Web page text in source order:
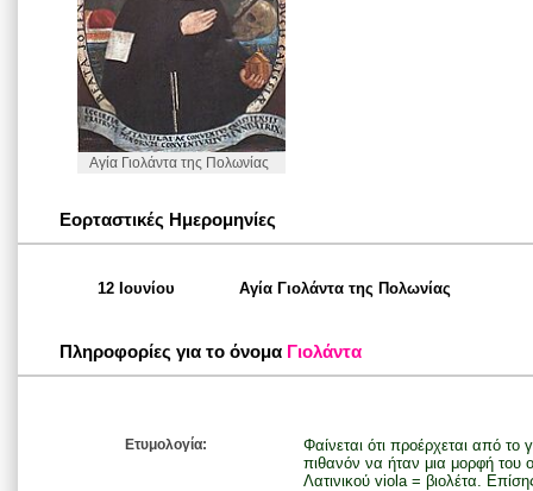
Αγία Γιολάντα της Πολωνίας
Εορταστικές Ημερομηνίες
12 Ιουνίου Αγία Γιολάντα της Πολωνίας
Πληροφορίες για το όνομα Γιολάντα
Ετυμολογία:
Φαίνεται ότι προέρχεται από
πιθανόν να ήταν μια μορφή
Λατινικού viola = βιολέτα.